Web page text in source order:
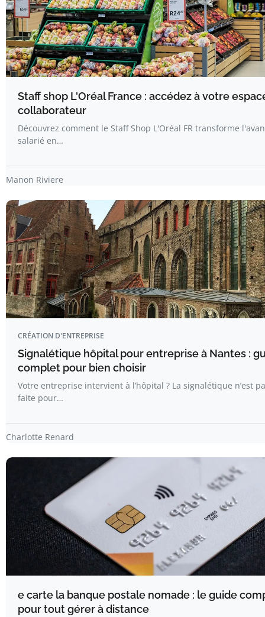
Staff shop L'Oréal France : accédez à votre
collaborateur
Découvrez comment le Staff Shop L'Oréal FR transforme
salarié en…
Manon Riviere
CRÉATION D'ENTREPRISE
Signalétique hôpital pour entreprise à Nantes :
complet pour bien choisir
Votre entreprise intervient à l’hôpital ? La signalétique n’est
faite pour…
Charlotte Renard
e carte la banque postale nomade : le guide
pour tout gérer à distance